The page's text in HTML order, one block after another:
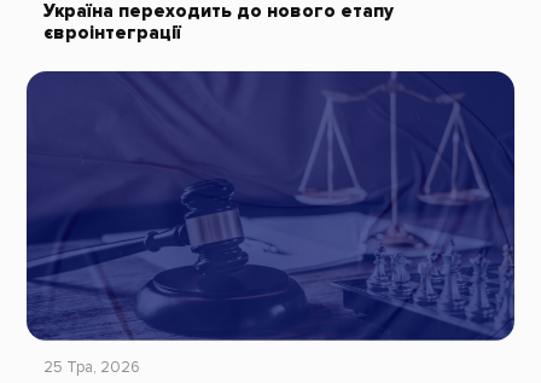
Україна переходить до нового етапу
євроінтеграції
25 Тра, 2026